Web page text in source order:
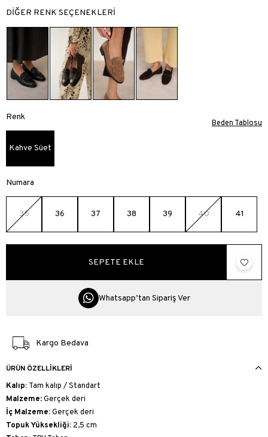
DİĞER RENK SEÇENEKLERİ
Renk
Kahve Süet
Numara
35 36 37 38 39 40 41
Beden Tablosu
Whatsapp’tan Sipariş Ver
Kargo Bedava
ÜRÜN ÖZELLIKLERI
Kalıp: Tam kalıp / Standart
Malzeme: Gerçek deri
İç Malzeme:Gerçek deri
Topuk Yüksekliği: 2,5 cm